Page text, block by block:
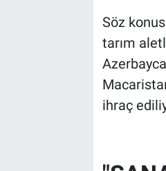
Söz
tarım
ihraç